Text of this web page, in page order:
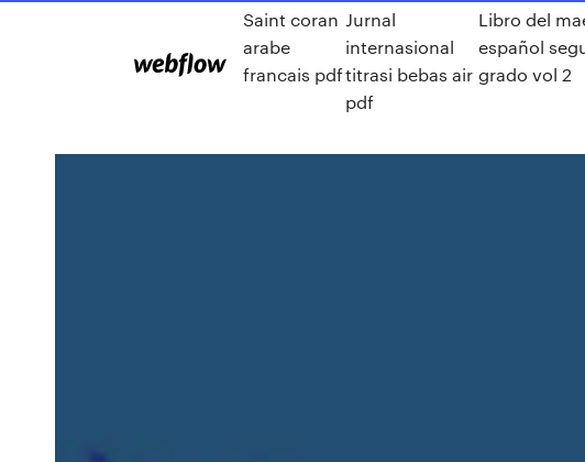
Saint coran
arabe
francais pdf
Jurnal
internasional
titrasi bebas air
pdf
Libro del
español
grado vol 2